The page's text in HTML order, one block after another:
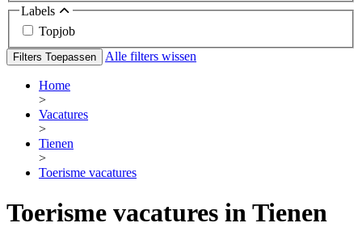
Labels
Topjob
Filters Toepassen Alle filters wissen
Home
>
Vacatures
>
Tienen
>
Toerisme vacatures
Toerisme vacatures in Tienen